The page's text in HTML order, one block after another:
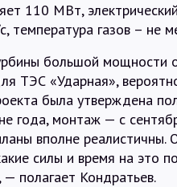
110 МВт,
температура газов – не
большой мощности
ТЭС «Ударная»,
была утверждена
года, монтаж — с
вполне реалистичны.
силы и время на это
полагает Кондратьев.